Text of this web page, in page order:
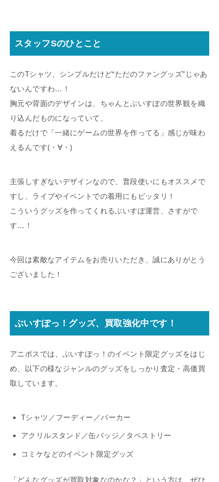
スタッフSのひとこと
このTシャツ、シンプルだけど“ただのファングッズ”じゃあ
ないんですわ…！
胸元や背面のデザインは、ちゃんとぶいすぽの世界観を織
り込んだものになっていて、
着るだけで「一緒にゲームの世界を作ってる」感じが味わ
えるんです(・∀・)
主張しすぎないデザインなので、普段使いにもオススメで
すし、ライブやイベントでの着用にもピッタリ！
こういうグッズを作ってくれるぶいすぽ運営、さすがで
す…！
今回は素敵なアイテムをお売りいただき、誠にありがとう
ございました！
ぶいすぽっ！グッズ、買取強化中です！
アニポスでは、ぶいすぽっ！のイベント限定グッズをはじ
め、以下の様なジャンルのグッズをしっかり査定・高価買
取しています。
Tシャツ／フーディー／パーカー
アクリルスタンド／缶バッジ／タペストリー
コミケなどのイベント限定グッズ
「どんなグッズが買取対象なのかな？」という方は、ぜひ